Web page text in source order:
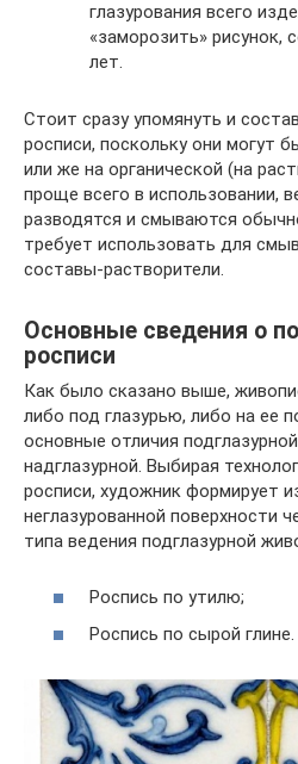
глазурования всего
«заморозить» рисунок,
лет.
Стоит сразу упомянуть и
росписи, поскольку они могут
или же на органической (на
проще всего в использовании,
разводятся и смываются
требует использовать для
составы-растворители.
Основные сведения о
росписи
Как было сказано выше,
либо под глазурью, либо на ее
основные отличия
надглазурной. Выбирая
росписи, художник формирует
неглазурованной поверхности
типа ведения подглазурной
Роспись по утилю;
Роспись по сырой глине.